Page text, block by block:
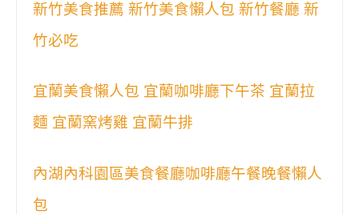
新竹美食推薦 新竹美食懶人包 新竹餐廳 新
竹必吃
宜蘭美食懶人包 宜蘭咖啡廳下午茶 宜蘭拉
麵 宜蘭窯烤雞 宜蘭牛排
內湖內科園區美食餐廳咖啡廳午餐晚餐懶人
包